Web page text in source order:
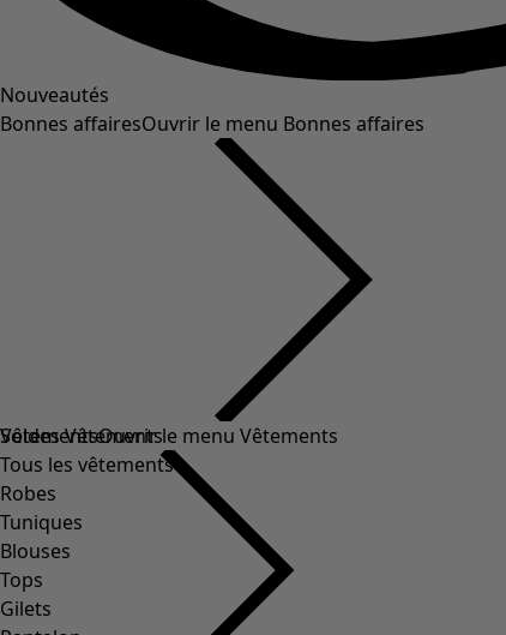
Nouveautés
Bonnes affairesOuvrir le menu Bonnes affaires
Soldes Vêtements
Tous les vêtements
Robes
Tuniques
Blouses
Tops
Gilets
VêtementsOuvrir le menu Vêtements